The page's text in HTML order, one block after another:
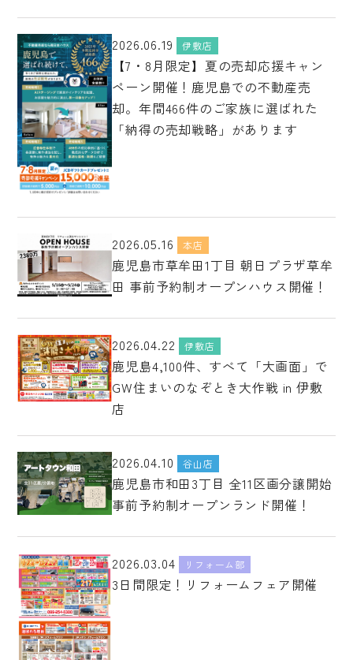
2026.06.19 伊敷店
【7・8月限定】夏の売却応援キャン
ペーン開催！鹿児島での不動産売
却。年間466件のご家族に選ばれた
「納得の売却戦略」があります
2026.05.16 本店
鹿児島市草牟田1丁目 朝日プラザ草牟
田 事前予約制オープンハウス開催！
2026.04.22 伊敷店
鹿児島4,100件、すべて「大画面」で
GW住まいのなぞとき大作戦 in 伊敷
店
2026.04.10 谷山店
鹿児島市和田3丁目 全11区画分譲開始
事前予約制オープンランド開催！
2026.03.04 リフォーム部
3日間限定！リフォームフェア開催